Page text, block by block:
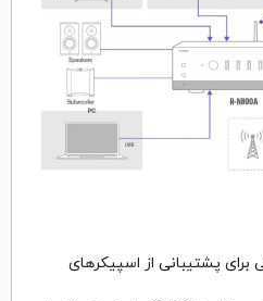
برای پشتیبانی از اسپیکرهای